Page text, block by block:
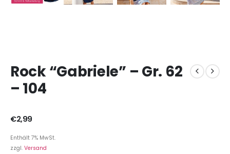
Rock “Gabriele” – Gr. 62
– 104
€2,99
Enthält 7% MwSt.
zzgl. Versand